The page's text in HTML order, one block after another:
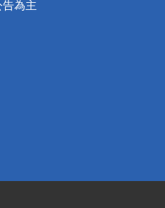
為主